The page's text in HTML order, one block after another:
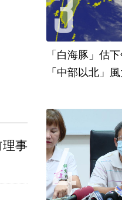
事
「白海豚」估
「中部以北」